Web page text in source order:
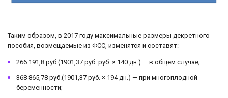
Таким образом, в 2017 году максимальные размеры декретного
пособия, возмещаемые из ФСС, изменятся и составят:
266 191,8 руб.(1901,37 руб. руб. × 140 дн.) — в общем случае;
368 865,78 руб.(1901,37 руб. × 194 дн.) — при многоплодной
беременности;